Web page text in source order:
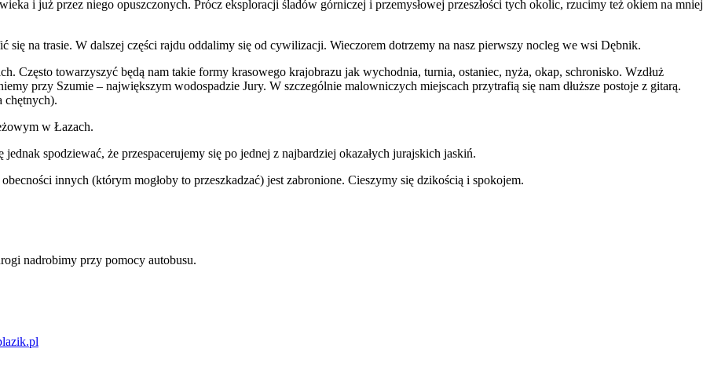
i już przez niego opuszczonych. Prócz eksploracji śladów górniczej i przemysłowej przeszłości tych okolic, rzucimy też okiem na mniej
się na trasie. W dalszej części rajdu oddalimy się od cywilizacji. Wieczorem dotrzemy na nasz pierwszy nocleg we wsi Dębnik.
Często towarzyszyć będą nam takie formy krasowego krajobrazu jak wychodnia, turnia, ostaniec, nyża, okap, schronisko. Wzdłuż
przy Szumie – największym wodospadzie Jury. W szczególnie malowniczych miejscach przytrafią się nam dłuższe postoje z gitarą.
chętnych).
w Łazach.
spodziewać, że przespacerujemy się po jednej z najbardziej okazałych jurajskich jaskiń.
innych (którym mogłoby to przeszkadzać) jest zabronione. Cieszymy się dzikością i spokojem.
nadrobimy przy pomocy autobusu.